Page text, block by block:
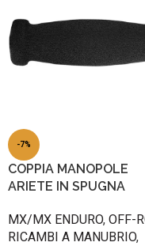
-7%
COPPIA MANOPOLE
ARIETE IN SPUGNA
MX/MX ENDURO, OFF-
RICAMBI A MANUBRIO,